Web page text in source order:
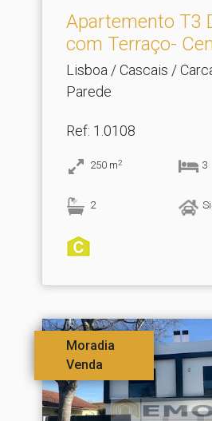
Apartemento T3
com Terraço-
Lisboa / Cascais /
Parede
Ref: 1.0108
250 m2 3
2
Moradia
Venda